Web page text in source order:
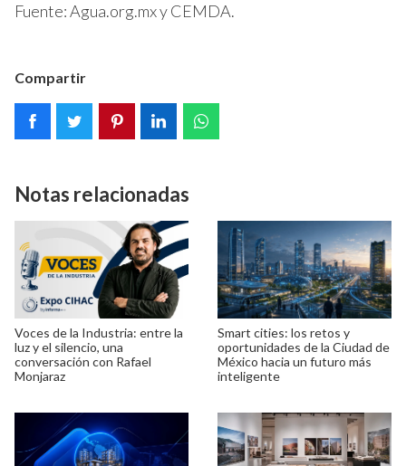
Fuente: Agua.org.mx y CEMDA.
Compartir
Notas relacionadas
Voces de la Industria: entre la
luz y el silencio, una
conversación con Rafael
Monjaraz
Smart cities: los retos y
oportunidades de la Ciudad de
México hacia un futuro más
inteligente